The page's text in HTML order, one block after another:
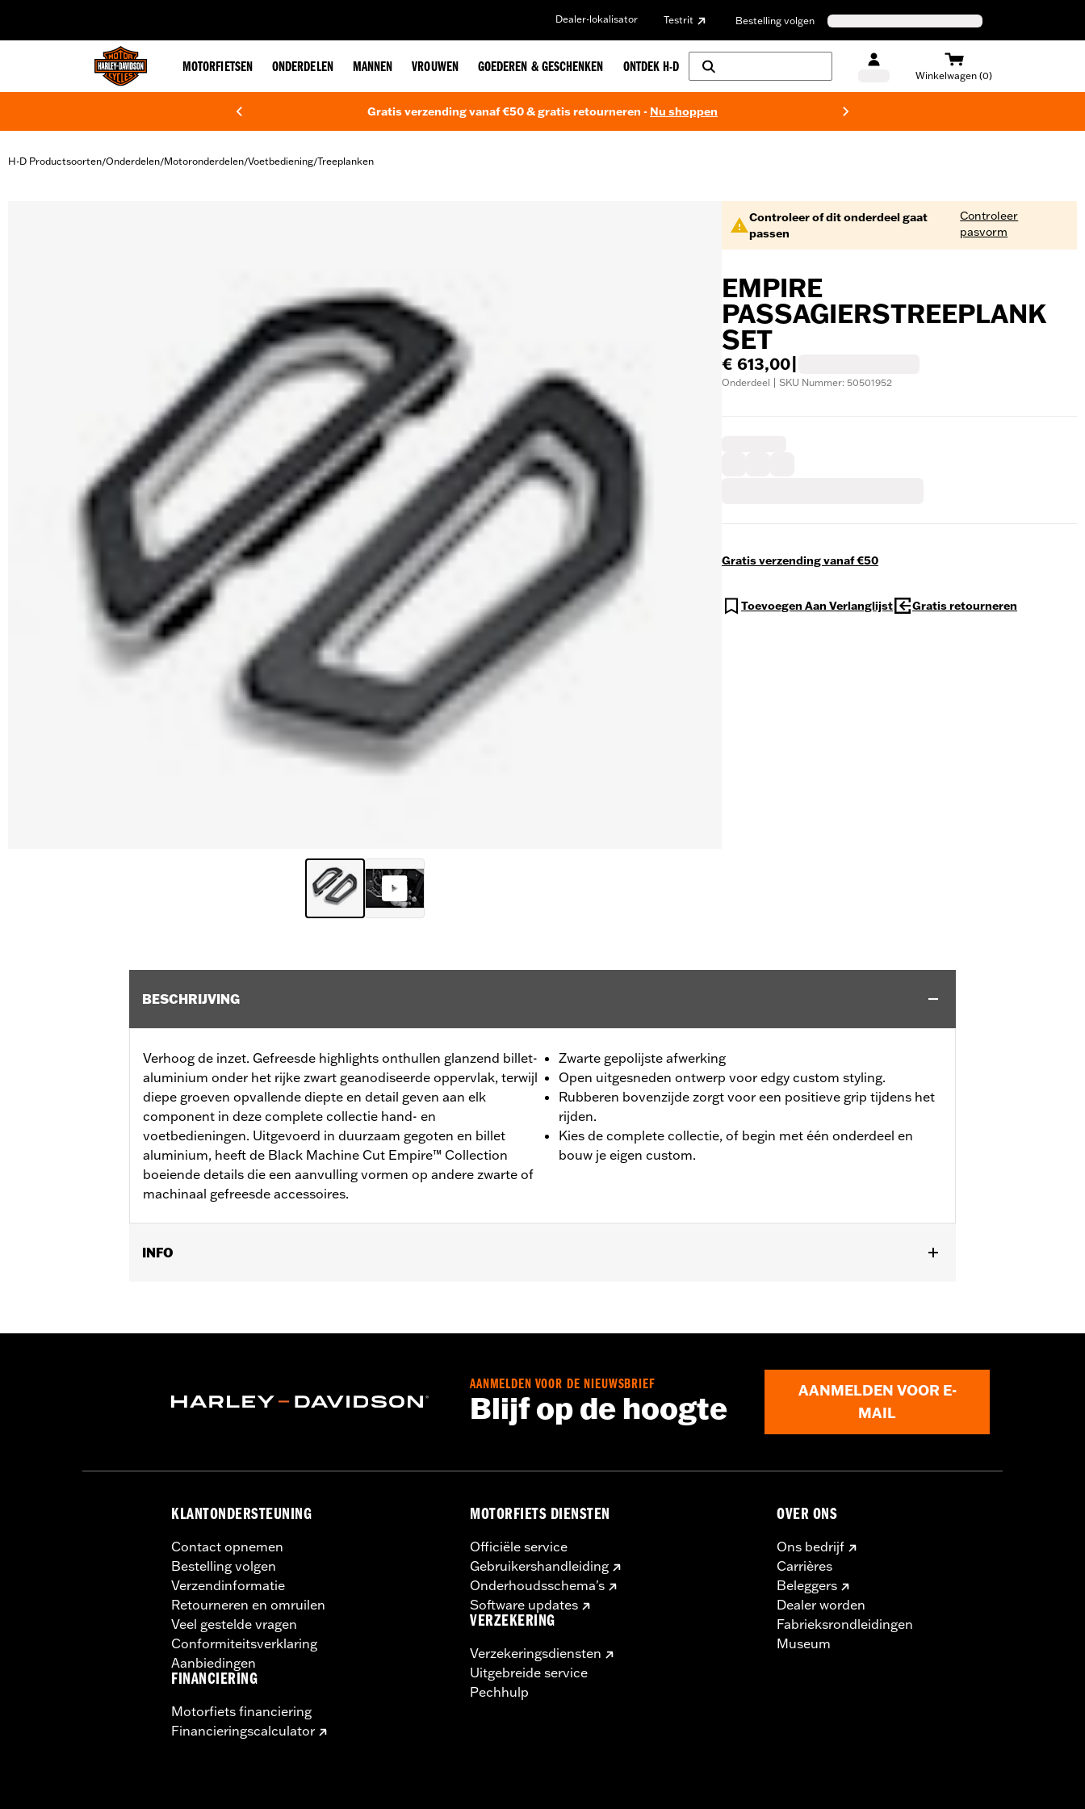
Dealer-lokalisator Testrit Bestelling volgen
MOTORFIETSEN ONDERDELEN MANNEN VROUWEN GOEDEREN & GESCHENKEN ONTDEK H-D
Winkelwagen (0)
Gratis verzending vanaf €50 & gratis retourneren - Nu shoppen
H-D Productsoorten/Onderdelen/Motoronderdelen/Voetbediening/Treeplanken
Controleer of dit onderdeel gaat
passen
Controleer
pasvorm
EMPIRE
PASSAGIERSTREEPLANK
SET
€ 613,00
Onderdeel | SKU Nummer: 50501952
Gratis verzending vanaf €50
Toevoegen Aan Verlanglijst Gratis retourneren
BESCHRIJVING
Verhoog de inzet. Gefreesde highlights onthullen glanzend billet-
aluminium onder het rijke zwart geanodiseerde oppervlak, terwijl
diepe groeven opvallende diepte en detail geven aan elk
component in deze complete collectie hand- en
voetbedieningen. Uitgevoerd in duurzaam gegoten en billet
aluminium, heeft de Black Machine Cut Empire™ Collection
boeiende details die een aanvulling vormen op andere zwarte of
machinaal gefreesde accessoires.
Zwarte gepolijste afwerking
Open uitgesneden ontwerp voor edgy custom styling.
Rubberen bovenzijde zorgt voor een positieve grip tijdens het
rijden.
Kies de complete collectie, of begin met één onderdeel en
bouw je eigen custom.
INFO
Installatie-instructies
In de doos:Linker en rechter voetsteun en montage-instructies
AANMELDEN VOOR DE NIEUWSBRIEF
Blijf op de hoogte
AANMELDEN VOOR E-
MAIL
KLANTONDERSTEUNING
Contact opnemen
Bestelling volgen
Verzendinformatie
Retourneren en omruilen
Veel gestelde vragen
Conformiteitsverklaring
Aanbiedingen
FINANCIERING
Motorfiets financiering
Financieringscalculator
MOTORFIETS DIENSTEN
Officiële service
Gebruikershandleiding
Onderhoudsschema's
Software updates
VERZEKERING
Verzekeringsdiensten
Uitgebreide service
Pechhulp
OVER ONS
Ons bedrijf
Carrières
Beleggers
Dealer worden
Fabrieksrondleidingen
Museum